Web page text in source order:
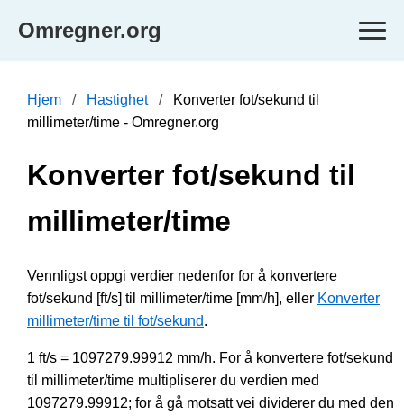
Omregner.org
Hjem Hastighet
Konverter fot/sekund til
millimeter/time - Omregner.org
Konverter fot/sekund til
millimeter/time
Vennligst oppgi verdier nedenfor for å konvertere
fot/sekund [ft/s] til millimeter/time [mm/h], eller Konverter
millimeter/time til fot/sekund.
1 ft/s = 1097279.99912 mm/h. For å konvertere fot/sekund
til millimeter/time multipliserer du verdien med
1097279.99912; for å gå motsatt vei dividerer du med den